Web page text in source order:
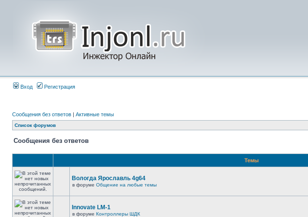
Вход Регистрация
Сообщения без ответов | Активные темы
Список форумов
Сообщения без ответов
Темы
Вологда Ярославль 4g64
в форуме Общение на любые темы
Innovate LM-1
в форуме Контроллеры ШДК